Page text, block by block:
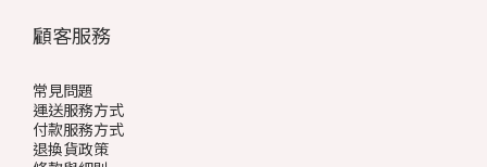
顧客服務
常見問題
運送服務方式
付款服務方式
退換貨政策